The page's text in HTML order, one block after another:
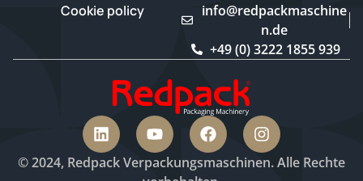
info@redpackmaschine
n.de
+49 (0) 3222 1855 939
Cookie policy
© 2024, Redpack Verpackungsmaschinen. Alle Rechte